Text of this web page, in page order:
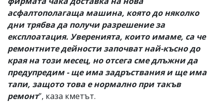
асфалтополагаща машина, която до няколко
дни трябва да получи разрешение за
експлоатация. Уверенията, които имаме, са че
ремонтните дейности започват най-късно до
края на този месец, но отсега сме длъжни да
предупредим - ще има задръствания и ще има
тапи, защото това е нормално при такъв
ремонт”, каза кметът.